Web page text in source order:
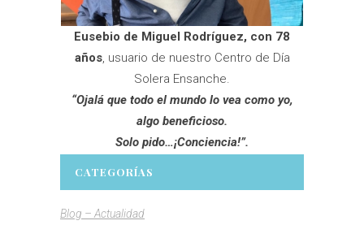
Eusebio de Miguel Rodríguez, con 78
años, usuario de nuestro Centro de Día
Solera Ensanche.
“Ojalá que todo el mundo lo vea como yo,
algo beneficioso.
Solo pido…¡Conciencia!”.
CATEGORÍAS
Blog – Actualidad